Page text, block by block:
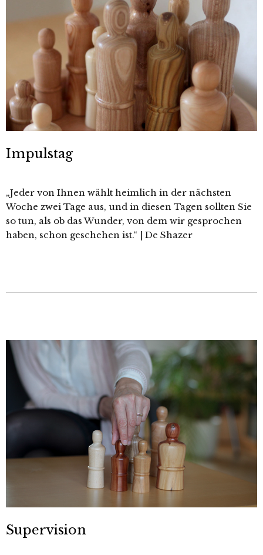
Impulstag
„Jeder von Ihnen wählt heimlich in der nächsten
Woche zwei Tage aus, und in diesen Tagen sollten Sie
so tun, als ob das Wunder, von dem wir gesprochen
haben, schon geschehen ist.“ | De Shazer
Supervision